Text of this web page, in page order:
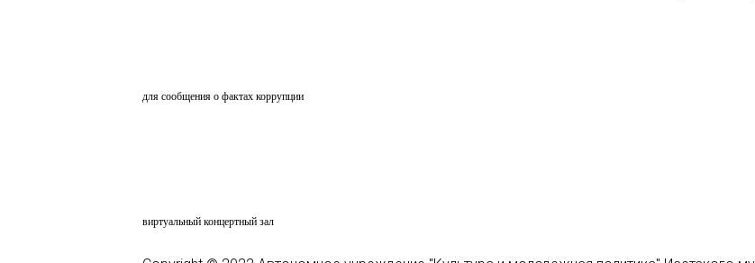
для сообщения о фактах коррупции
виртуальный концертный зал